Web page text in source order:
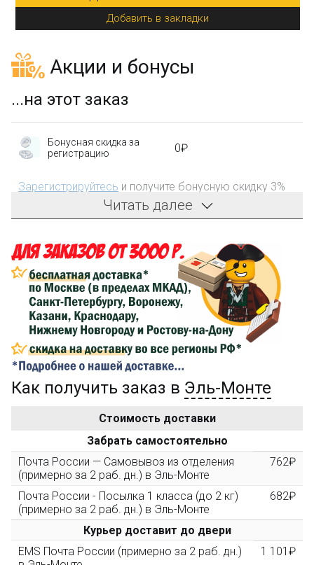
Добавить в закладки
Акции и бонусы
...на этот заказ
Бонусная скидка за
регистрацию
0₽
Зарегистрируйтесь и получите бонусную скидку 3%
на первый заказ!
затрат на доставку
Сделайте заказ на сумму не менее 3 000₽, оплатите
его на карту Сбербанка и получите 150₽ на
компенсацию доставки.
...на следующий заказ
Золотая скидка
персональная
10%
3000 рублей, Вы получите постоянную скидку на все
повторные заказы - 10%
Скидка за обзор
(фото сборки) до 10%
Пришлите фото поэтапной сборки купленного
конструктора и получите дополнительную скидку
Читать далее
Как получить заказ в Эль-Монте
Стоимость доставки
Забрать самостоятельно
Почта России — Самовывоз из отделения
(примерно за 2 раб. дн.) в Эль-Монте
762₽
Почта России - Посылка 1 класса (до 2 кг)
(примерно за 2 раб. дн.) в Эль-Монте
682₽
Курьер доставит до двери
EMS Почта России (примерно за 2 раб. дн.)
1 101₽